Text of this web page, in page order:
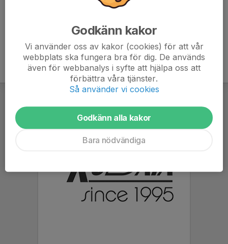
Godkänn kakor
Vi använder oss av kakor (cookies) för att vår
webbplats ska fungera bra för dig. De används
även för webbanalys i syfte att hjälpa oss att
förbättra våra tjänster.
Så använder vi cookies
Godkänn alla kakor
Bara nödvändiga